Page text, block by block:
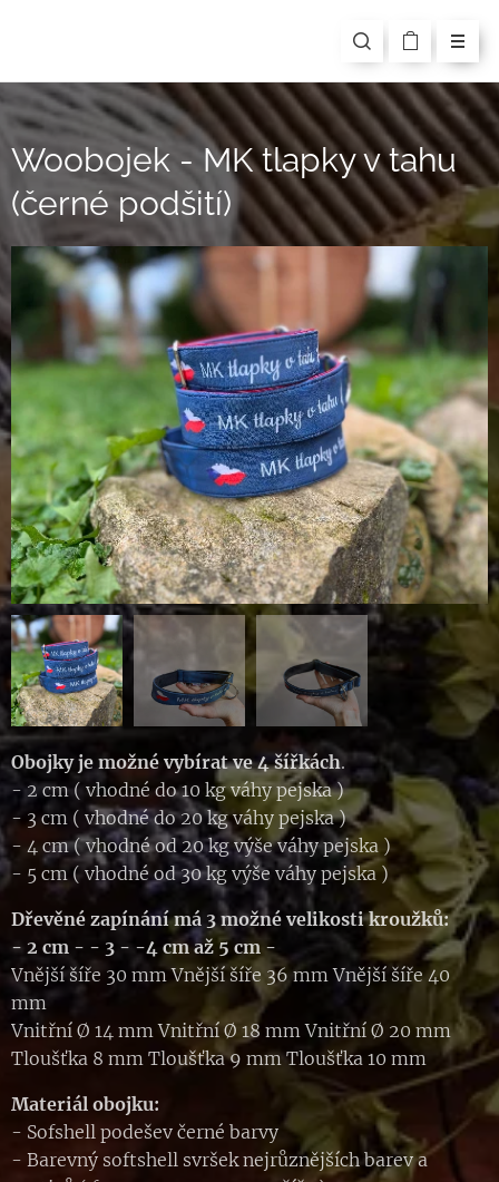
Woobojek - MK tlapky v tahu
(černé podšití)
Obojky je možné vybírat ve 4 šířkách.
- 2 cm ( vhodné do 10 kg váhy pejska )
- 3 cm ( vhodné do 20 kg váhy pejska )
- 4 cm ( vhodné od 20 kg výše váhy pejska )
- 5 cm ( vhodné od 30 kg výše váhy pejska )
Dřevěné zapínání má 3 možné velikosti kroužků:
- 2 cm - - 3 - -4 cm až 5 cm -
Vnější šíře 30 mm Vnější šíře 36 mm Vnější šíře 40
mm
Vnitřní Ø 14 mm Vnitřní Ø 18 mm Vnitřní Ø 20 mm
Tloušťka 8 mm Tloušťka 9 mm Tloušťka 10 mm
Materiál obojku:
- Sofshell podešev černé barvy
- Barevný softshell svršek nejrůznějších barev a